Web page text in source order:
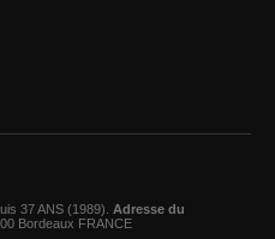
37 ANS (1989). Adresse du
Bordeaux FRANCE